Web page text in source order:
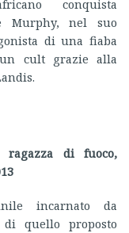
conquista
Murphy, nel suo
di una fiaba
cult grazie alla
ragazza di fuoco,
incarnato da
di quello proposto